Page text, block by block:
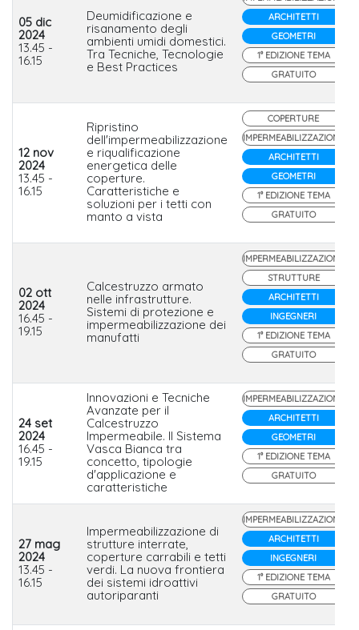
05 dic
2024
13.45 -
16.15
Deumidificazione e
risanamento degli
ambienti umidi domestici.
Tra Tecniche, Tecnologie
e Best Practices
ARCHITETTI
GEOMETRI
1° EDIZIONE TEMA
GRATUITO
12 nov
2024
13.45 -
16.15
Ripristino
dell'impermeabilizzazione
e riqualificazione
energetica delle
coperture.
Caratteristiche e
soluzioni per i tetti con
manto a vista
COPERTURE
IMPERMEABILIZZAZIONE
ARCHITETTI
GEOMETRI
1° EDIZIONE TEMA
GRATUITO
02 ott
2024
16.45 -
19.15
Calcestruzzo armato
nelle infrastrutture.
Sistemi di protezione e
impermeabilizzazione dei
manufatti
IMPERMEABILIZZAZIONE
STRUTTURE
ARCHITETTI
INGEGNERI
1° EDIZIONE TEMA
GRATUITO
24 set
2024
16.45 -
19.15
Innovazioni e Tecniche
Avanzate per il
Calcestruzzo
Impermeabile. Il Sistema
Vasca Bianca tra
concetto, tipologie
d'applicazione e
caratteristiche
IMPERMEABILIZZAZIONE
ARCHITETTI
GEOMETRI
1° EDIZIONE TEMA
GRATUITO
27 mag
2024
13.45 -
16.15
Impermeabilizzazione di
strutture interrate,
coperture carrabili e tetti
verdi. La nuova frontiera
dei sistemi idroattivi
autoriparanti
IMPERMEABILIZZAZIONE
ARCHITETTI
INGEGNERI
1° EDIZIONE TEMA
GRATUITO